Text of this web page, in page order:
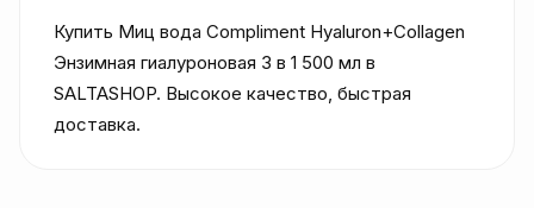
Купить Миц вода Compliment Hyaluron+Collagen
Энзимная гиалуроновая 3 в 1 500 мл в
SALTASHOP. Высокое качество, быстрая
доставка.